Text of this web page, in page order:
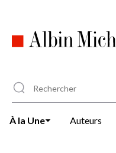
principal
À la Une Auteurs